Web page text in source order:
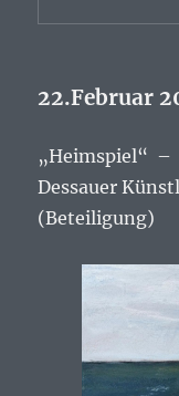
22.Februar
„Heimspiel“ –
Dessauer
(Beteiligung)